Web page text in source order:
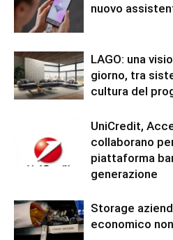
nuovo
LAGO: una
giorno, tra
cultura del
UniCredit,
collaborano
piattaforma
generazione
Storage
economico